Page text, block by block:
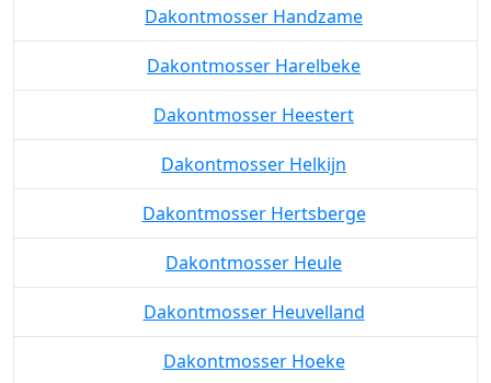
Dakontmosser Handzame
Dakontmosser Harelbeke
Dakontmosser Heestert
Dakontmosser Helkijn
Dakontmosser Hertsberge
Dakontmosser Heule
Dakontmosser Heuvelland
Dakontmosser Hoeke